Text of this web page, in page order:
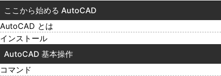
ここから始める AutoCAD
AutoCAD とは
インストール
AutoCAD 基本操作
コマンド